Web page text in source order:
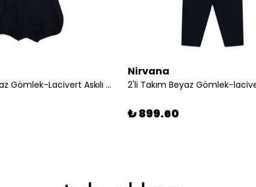
2'li Takım Beyaz Gömlek-Lacivert Askılı Şort
Nirvana
₺ 899.60